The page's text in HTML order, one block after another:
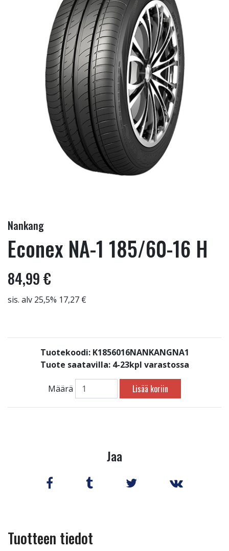
Nankang
Econex NA-1 185/60-16 H
84,99 €
sis. alv 25,5% 17,27 €
Tuotekoodi: K1856016NANKANGNA1
Tuote saatavilla: 4-23kpl varastossa
Määrä Lisää koriin
Jaa
Tuotteen tiedot